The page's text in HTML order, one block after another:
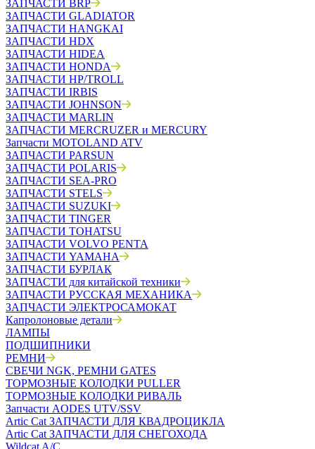
ЗАПЧАСТИ BRP
ЗАПЧАСТИ GLADIATOR
ЗАПЧАСТИ HANGKAI
ЗАПЧАСТИ HDX
ЗАПЧАСТИ HIDEA
ЗАПЧАСТИ HONDA
ЗАПЧАСТИ HP/TROLL
ЗАПЧАСТИ IRBIS
ЗАПЧАСТИ JOHNSON
ЗАПЧАСТИ MARLIN
ЗАПЧАСТИ MERCRUZER и MERCURY
Запчасти MOTOLAND ATV
ЗАПЧАСТИ PARSUN
ЗАПЧАСТИ POLARIS
ЗАПЧАСТИ SEA-PRO
ЗАПЧАСТИ STELS
ЗАПЧАСТИ SUZUKI
ЗАПЧАСТИ TINGER
ЗАПЧАСТИ TOHATSU
ЗАПЧАСТИ VOLVO PENTA
ЗАПЧАСТИ YAMAHA
ЗАПЧАСТИ БУРЛАК
ЗАПЧАСТИ для китайской техники
ЗАПЧАСТИ РУССКАЯ МЕХАНИКА
ЗАПЧАСТИ ЭЛЕКТРОСАМОКАТ
Капролоновые детали
ЛАМПЫ
ПОДШИПНИКИ
РЕМНИ
СВЕЧИ NGK, РЕМНИ GATES
ТОРМОЗНЫЕ КОЛОДКИ PULLER
ТОРМОЗНЫЕ КОЛОДКИ РИВАЛЬ
Запчасти AODES UTV/SSV
Artic Cat ЗАПЧАСТИ ДЛЯ КВАДРОЦИКЛА
Artic Cat ЗАПЧАСТИ ДЛЯ СНЕГОХОДА
Wildcat A/C